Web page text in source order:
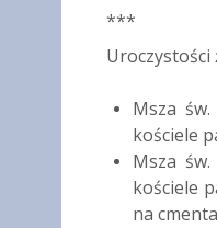
***
Uroczystości
Msza
kościele
Msza
kościele
na